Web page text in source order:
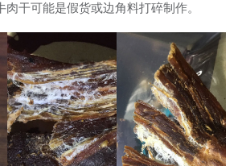
干可能是假货或边角料打碎制作。